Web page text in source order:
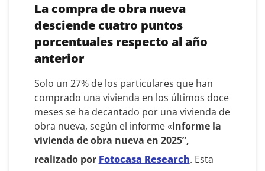
La compra de obra nueva
desciende cuatro puntos
porcentuales respecto al año
anterior
Solo un 27% de los particulares que han
comprado una vivienda en los últimos doce
meses se ha decantado por una vivienda de
obra nueva, según el informe «Informe la
vivienda de obra nueva en 2025”,
realizado por Fotocasa Research. Esta